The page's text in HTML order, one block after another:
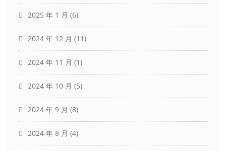
2025 年 1 月 (6)
2024 年 12 月 (11)
2024 年 11 月 (1)
2024 年 10 月 (5)
2024 年 9 月 (8)
2024 年 8 月 (4)